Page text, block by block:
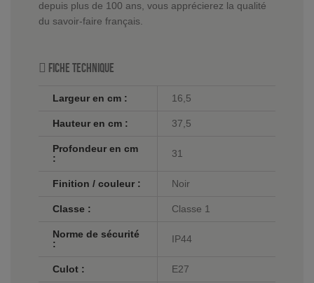
depuis plus de 100 ans, vous apprécierez la qualité
du savoir-faire français.
Fiche technique
Largeur en cm : 16,5
Hauteur en cm : 37,5
Profondeur en cm
:
31
Finition / couleur : Noir
Classe : Classe 1
Norme de sécurité
:
IP44
Culot : E27